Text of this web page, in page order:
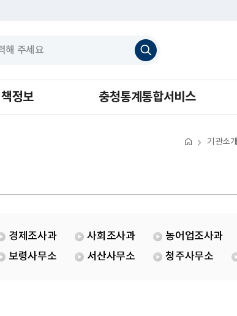
검
색
하
정보 충청통계통합서비스
기관소개
경제조사과 사회조사과 농어업조사과
보령사무소 서산사무소 청주사무소